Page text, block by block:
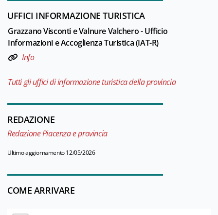
UFFICI INFORMAZIONE TURISTICA
Grazzano Visconti e Valnure Valchero - Ufficio
Informazioni e Accoglienza Turistica (IAT-R)
Info
Tutti gli uffici di informazione turistica della provincia
REDAZIONE
Redazione Piacenza e provincia
Ultimo aggiornamento 12/05/2026
COME ARRIVARE